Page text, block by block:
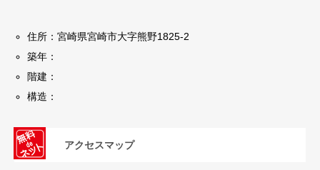
住所：宮崎県宮崎市大字熊野1825-2
築年：
階建：
構造：
アクセスマップ